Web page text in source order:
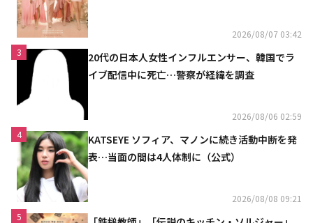
2026/08/07 03:42
3
20代の日本人女性インフルエンサー、韓国でラ
イブ配信中に死亡…警察が経緯を調査
2026/08/06 02:59
4
KATSEYE ソフィア、マノンに続き活動中断を発
表…当面の間は4人体制に（公式）
2026/08/08 09:21
5